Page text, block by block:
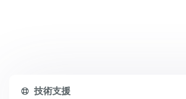
技術支援